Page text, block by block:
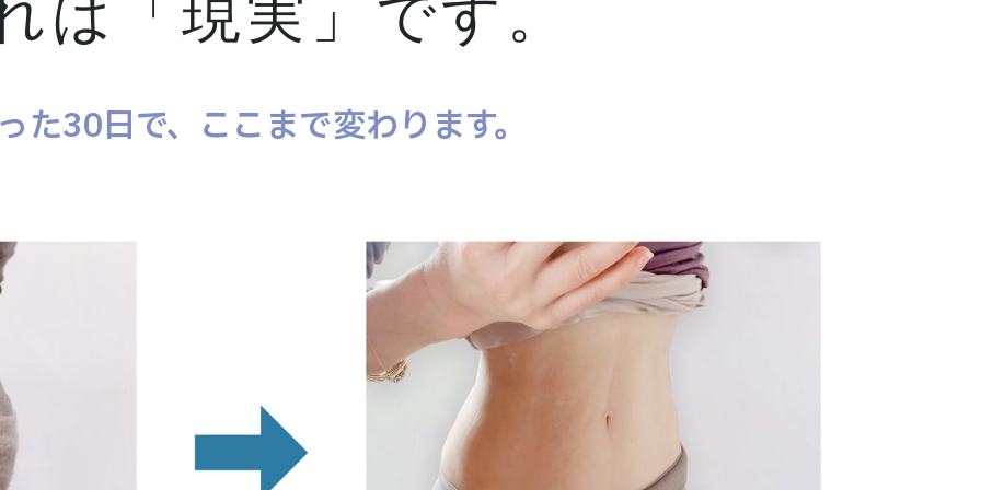
は「現実」です。
た30日で、ここまで変わります。